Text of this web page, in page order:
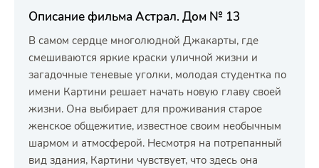
Описание фильма Астрал. Дом № 13
В самом сердце многолюдной Джакарты, где
смешиваются яркие краски уличной жизни и
загадочные теневые уголки, молодая студентка по
имени Картини решает начать новую главу своей
жизни. Она выбирает для проживания старое
женское общежитие, известное своим необычным
шармом и атмосферой. Несмотря на потрепанный
вид здания, Картини чувствует, что здесь она